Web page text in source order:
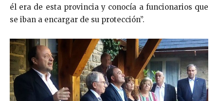
él era de esta provincia y conocía a funcionarios que
se iban a encargar de su protección”.